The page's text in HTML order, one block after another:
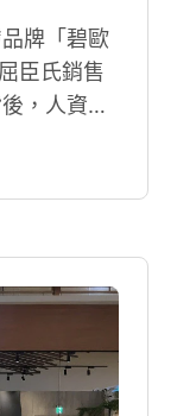
牌「碧歐
臣氏銷售
，人資曾
NUEIP
放 HR 最